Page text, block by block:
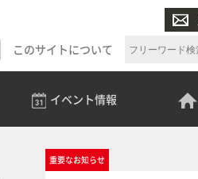
このサイトについて
イベント情報
重要なお知らせ